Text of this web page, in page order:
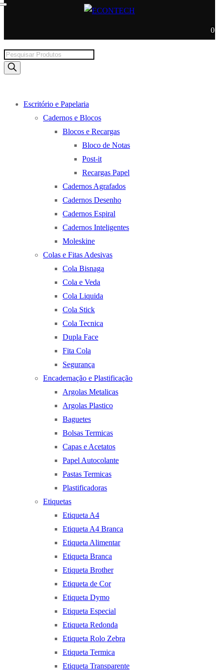
0
Products
search
Escritório e Papelaria
Cadernos e Blocos
Blocos e Recargas
Bloco de Notas
Post-it
Recargas Papel
Cadernos Agrafados
Cadernos Desenho
Cadernos Espiral
Cadernos Inteligentes
Moleskine
Colas e Fitas Adesivas
Cola Bisnaga
Cola e Veda
Cola Liquida
Cola Stick
Cola Tecnica
Dupla Face
Fita Cola
Segurança
Encadernação e Plastificação
Argolas Metalicas
Argolas Plastico
Baguetes
Bolsas Termicas
Capas e Acetatos
Papel Autocolante
Pastas Termicas
Plastificadoras
Etiquetas
Etiqueta A4
Etiqueta A4 Branca
Etiqueta Alimentar
Etiqueta Branca
Etiqueta Brother
Etiqueta de Cor
Etiqueta Dymo
Etiqueta Especial
Etiqueta Redonda
Etiqueta Rolo Zebra
Etiqueta Termica
Etiqueta Transparente